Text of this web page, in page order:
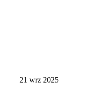
21 wrz 2025